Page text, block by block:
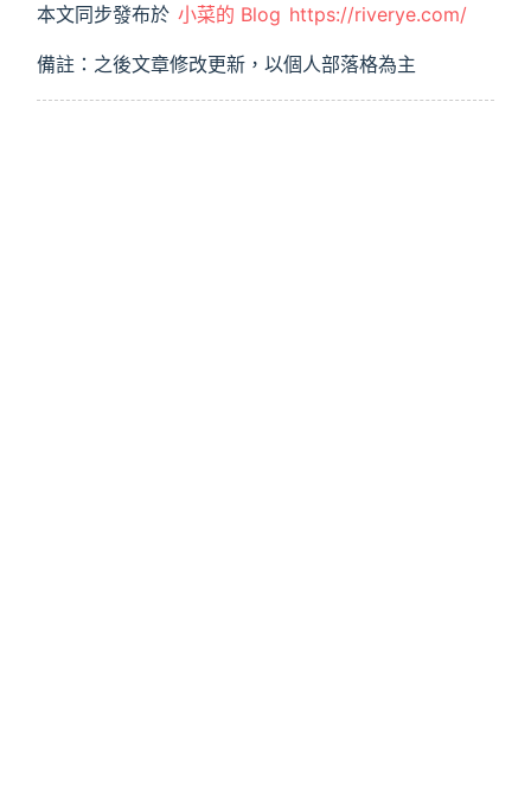
本文同步發布於 小菜的 Blog https://riverye.com/
備註：之後文章修改更新，以個人部落格為主